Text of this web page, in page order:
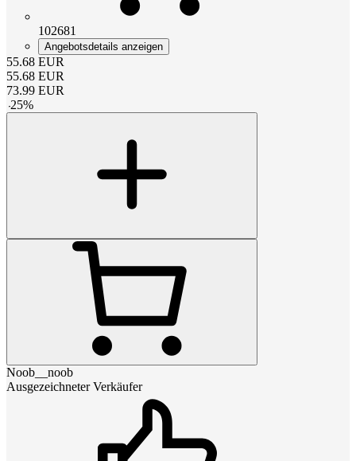
102681
Angebotsdetails anzeigen
55.68 EUR
55.68 EUR
73.99 EUR
-25%
Noob__noob
Ausgezeichneter Verkäufer